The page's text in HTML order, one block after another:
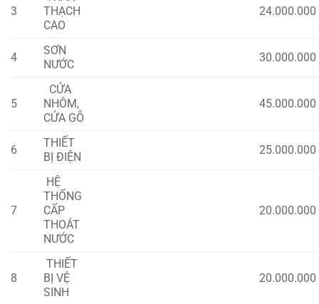
3
THẠCH
CAO
24.000.000
4
SƠN
NƯỚC
30.000.000
5
CỬA
NHÔM,
CỬA GỖ
45.000.000
6
THIẾT
BỊ ĐIỆN
25.000.000
7
HỆ
THỐNG
CẤP
THOÁT
NƯỚC
20.000.000
8
THIẾT
BỊ VỆ
SINH
20.000.000